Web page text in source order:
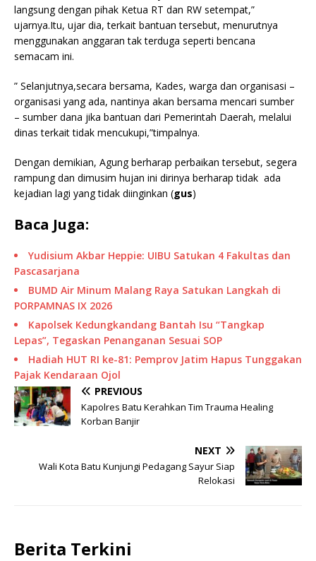
langsung dengan pihak Ketua RT dan RW setempat,”
ujarnya.Itu, ujar dia, terkait bantuan tersebut, menurutnya
menggunakan anggaran tak terduga seperti bencana
semacam ini.
” Selanjutnya,secara bersama, Kades, warga dan organisasi –
organisasi yang ada, nantinya akan bersama mencari sumber
– sumber dana jika bantuan dari Pemerintah Daerah, melalui
dinas terkait tidak mencukupi,”timpalnya.
Dengan demikian, Agung berharap perbaikan tersebut, segera
rampung dan dimusim hujan ini dirinya berharap tidak ada
kejadian lagi yang tidak diinginkan (gus)
Baca Juga:
Yudisium Akbar Heppie: UIBU Satukan 4 Fakultas dan
Pascasarjana
BUMD Air Minum Malang Raya Satukan Langkah di
PORPAMNAS IX 2026
Kapolsek Kedungkandang Bantah Isu “Tangkap
Lepas”, Tegaskan Penanganan Sesuai SOP
Hadiah HUT RI ke-81: Pemprov Jatim Hapus Tunggakan
Pajak Kendaraan Ojol
PREVIOUS
Kapolres Batu Kerahkan Tim Trauma Healing
Korban Banjir
NEXT
Wali Kota Batu Kunjungi Pedagang Sayur Siap
Relokasi
Berita Terkini